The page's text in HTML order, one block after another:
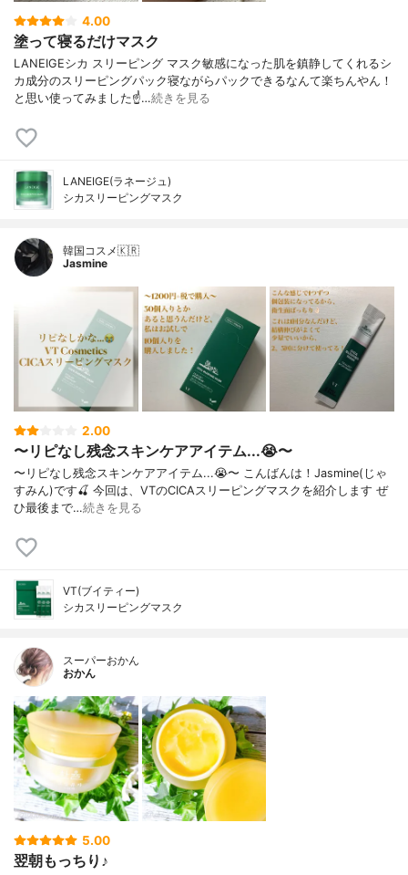
4.00
塗って寝るだけマスク
LANEIGEシカ スリーピング マスク敏感になった肌を鎮静してくれるシ
カ成分のスリーピングパック寝ながらパックできるなんて楽ちんやん！
と思い使ってみました☝️…続きを見る
LANEIGE(ラネージュ)
シカスリーピングマスク
韓国コスメ🇰🇷
Jasmine
2.00
〜リピなし残念スキンケアアイテム...😭〜
〜リピなし残念スキンケアアイテム...😭〜 こんばんは！Jasmine(じゃ
すみん)です🍒 今回は、VTのCICAスリーピングマスクを紹介します ぜ
ひ最後まで…続きを見る
VT(ブイティー)
シカスリーピングマスク
スーパーおかん
おかん
5.00
翌朝もっちり♪